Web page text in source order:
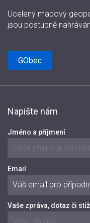
Ucelený mapový
jsou postupně
GObec
Napište nám
Jméno a příjmení
Email
Vaše zpráva, dotaz či